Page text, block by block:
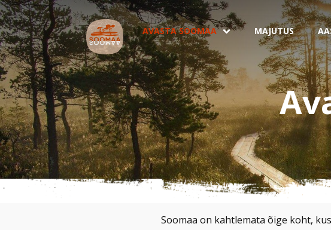
AVASTA SOOMAA MAJUTUS
Soomaa on kahtlemata õige koht,